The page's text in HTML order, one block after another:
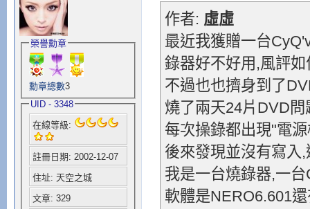
榮譽勳章
勳章總數3
UID - 3348
在線等級:
註冊日期: 2002-12-07
住址: 天空之城
文章: 329
作者: 虛虛
最近我獲贈一台
錄器好不好用,風評如
不過也也擠身到了
燒了兩天24片DVD問
每次操錄都出現"電
後來發現並沒有寫入
我是一台燒錄器,一
軟體是NERO6.601